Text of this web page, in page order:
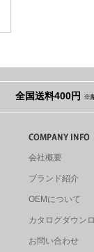
全国送料400円 ※
会社概要
ブランド紹介
OEMについて
カタログダウン
お問い合わせ